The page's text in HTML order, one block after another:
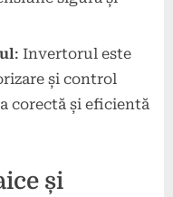
: Invertorul este
și control
corectă și eficientă
și